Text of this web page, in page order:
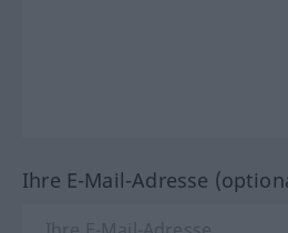
Ihre E-Mail-Adresse